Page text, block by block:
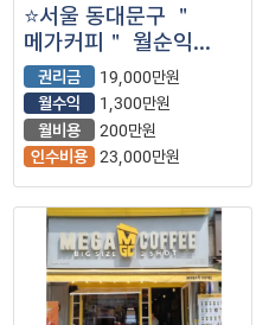
⭐서울 동대문구 ＂
메가커피＂ 월순익
1,300 초역세권 풀오토
운영 중 ⭐
권리금
19,000만원
월수익
1,300만원
월비용
200만원
인수비용 23,000만원